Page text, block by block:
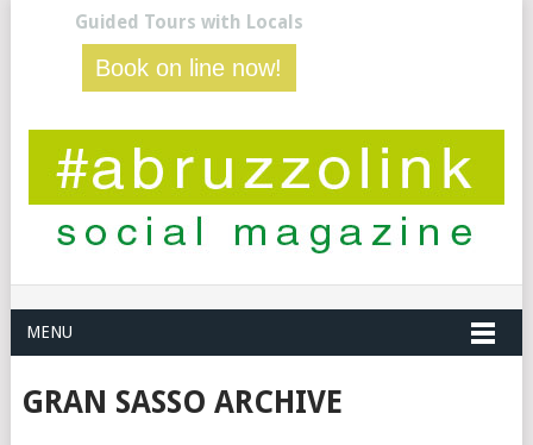
Guided Tours with Locals
Book on line now!
MENU
GRAN SASSO ARCHIVE